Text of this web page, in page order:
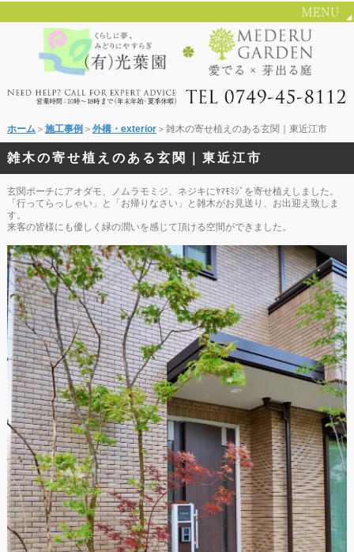
ホーム＞ 施工事例 ＞ 外構・exterior＞雑木の寄せ植えのある玄関｜東近江市
雑木の寄せ植えのある玄関｜東近江市
玄関ポーチにアオダモ、ノムラモミジ、ネジキにﾔﾏﾓﾐｼﾞを寄せ植えしました。
「行ってらっしゃい」と「お帰りなさい」と雑木がお見送り、お出迎え致しま
す。
来客の皆様にも優しく緑の潤いを感じて頂ける空間ができました。